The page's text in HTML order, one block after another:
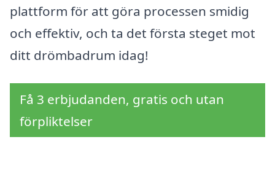
plattform för att göra processen smidig
och effektiv, och ta det första steget mot
ditt drömbadrum idag!
Få 3 erbjudanden, gratis och utan
förpliktelser